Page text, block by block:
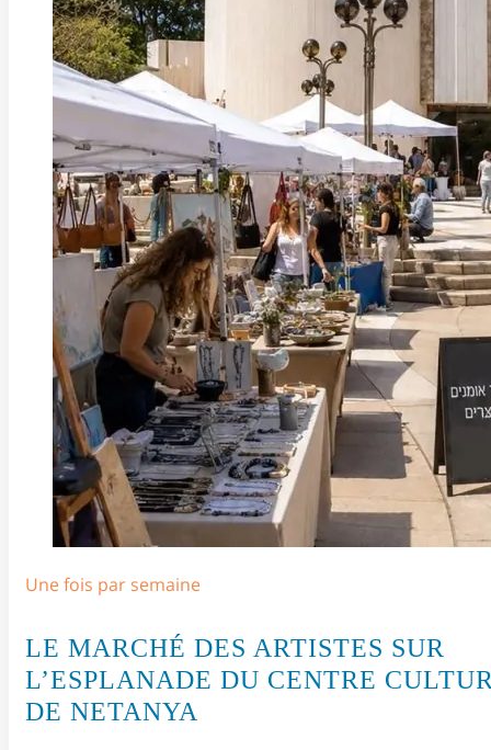
Une fois par semaine
LE MARCHÉ DES ARTISTES SUR
L’ESPLANADE DU CENTRE
DE NETANYA